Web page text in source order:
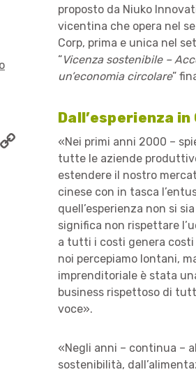
proposto da Niuko
vicentina che opera nel
Corp, prima e unica nel
“Vicenza sostenibile –
un’economia circolare”
Dall’esperienza
«Nei primi anni 2000 –
tutte le aziende
estendere il nostro
cinese con in tasca
quell’esperienza non si
significa non rispettare
a tutti i costi genera
noi percepiamo lontani,
imprenditoriale è stata
business rispettoso di
voce».
«Negli anni – continua –
sostenibilità,